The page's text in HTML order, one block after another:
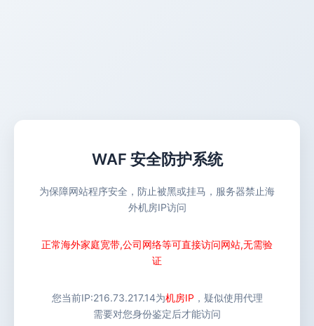
WAF 安全防护系统
为保障网站程序安全，防止被黑或挂马，服务器禁止海
外机房IP访问
正常海外家庭宽带,公司网络等可直接访问网站,无需验
证
您当前IP:216.73.217.14为机房IP ，疑似使用代理
需要对您身份鉴定后才能访问